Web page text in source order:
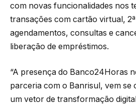
com novas funcionalidades nos
transações com cartão virtual,
agendamentos, consultas e
liberação de empréstimos.
“A presença do Banco24Horas
parceria com o Banrisul, vem se
um vetor de transformação